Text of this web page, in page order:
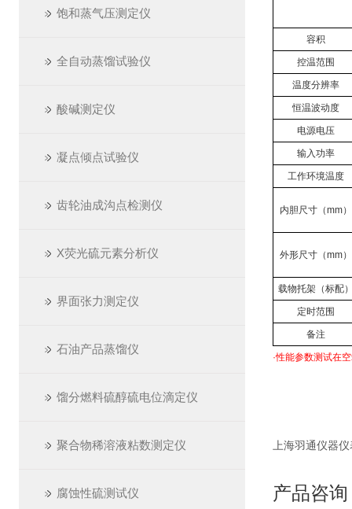
饱和蒸气压测定仪
全自动蒸馏试验仪
酸碱测定仪
凝点倾点试验仪
齿轮油成沟点检测仪
X荧光硫元素分析仪
界面张力测定仪
石油产品蒸馏仪
馏分燃料硫醇硫电位滴定仪
聚合物稀溶液粘数测定仪
腐蚀性硫测试仪
容积
控温范围
温度分辨率
恒温波动度
电源电压
输入功率
工作环境温度
内胆尺寸（mm）
外形尺寸（mm）
载物托架（标配
定时范围
备注
·性能参数测试在
上海羽通仪器
产品咨询